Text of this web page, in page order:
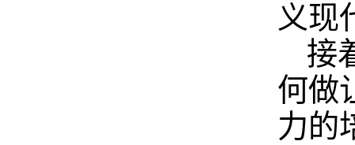
义现
接
何做
力的